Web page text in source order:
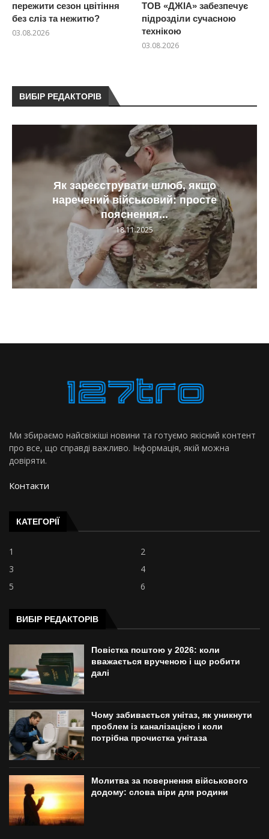
пережити сезон цвітіння
без сліз та нежитю?
03.08.2026
ТОВ «ДЖІА» забезпечує
підрозділи сучасною
технікою
03.08.2026
ВИБІР РЕДАКТОРІВ
Як зареєструвати шлюб, якщо
наречений військовий: просте
пояснення...
18.11.2025
Ми збираємо найсвіжіші новини та готуємо якісний контент
про все, що справді важливо. Інформація, якій можна
довіряти.
Контакти
КАТЕГОРІЇ
1
2
3
4
5
6
ВИБІР РЕДАКТОРІВ
Повістка поштою у 2026: коли
вважається врученою і що робити
далі
Чому забивається унітаз, як уникнути
проблем із каналізацією і коли
потрібна прочистка унітаза
Молитва за повернення військового
додому: слова віри для родини